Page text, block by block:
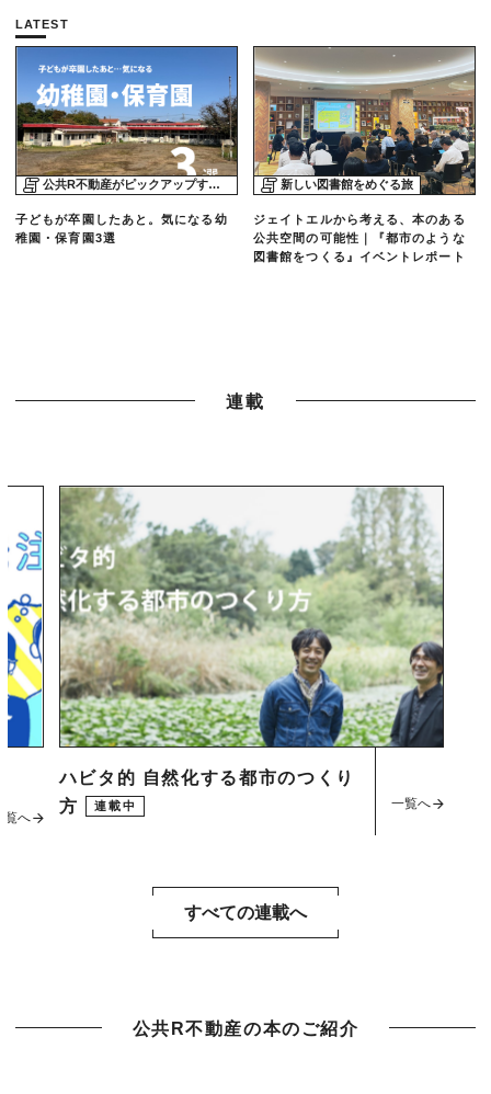
LATEST
公共R不動産がピックアップする物件
子どもが卒園したあと。気になる幼
稚園・保育園3選
新しい図書館をめぐる旅
ジェイトエルから考える、本のある
公共空間の可能性｜『都市のような
図書館をつくる』イベントレポート
連載
ハビタ的 自然化する都市のつくり
方
連載中
一覧へ
覧へ
すべての連載へ
公共R不動産の本のご紹介